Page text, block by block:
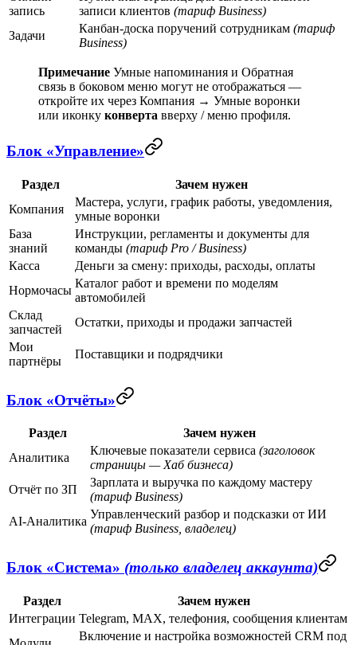
запись
записи клиентов (тариф Business)
Задачи
Канбан-доска поручений сотрудникам (тариф
Business)
Примечание Умные напоминания и Обратная
связь в боковом меню могут не отображаться —
откройте их через Компания → Умные воронки
или иконку конверта вверху / меню профиля.
Блок «Управление»
Раздел
Зачем нужен
Компания
Мастера, услуги, график работы, уведомления,
умные воронки
База
знаний
Инструкции, регламенты и документы для
команды (тариф Pro / Business)
Касса
Деньги за смену: приходы, расходы, оплаты
Нормочасы
Каталог работ и времени по моделям
автомобилей
Склад
запчастей
Остатки, приходы и продажи запчастей
Мои
партнёры
Поставщики и подрядчики
Блок «Отчёты»
Раздел
Зачем нужен
Аналитика
Ключевые показатели сервиса (заголовок
страницы — Хаб бизнеса)
Отчёт по ЗП
Зарплата и выручка по каждому мастеру
(тариф Business)
AI‑Аналитика
Управленческий разбор и подсказки от ИИ
(тариф Business, владелец)
Блок «Система» (только владелец аккаунта)
Раздел
Зачем нужен
Интеграции Telegram, MAX, телефония, сообщения клиентам
Включение и настройка возможностей CRM под